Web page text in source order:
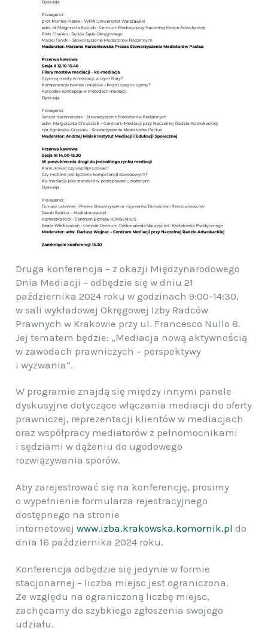
Druga konferencja – z okazji Międzynarodowego
Dnia Mediacji – odbędzie się w dniu 21
października 2024 roku w godzinach 9:00-14:30,
w sali wykładowej Okręgowej Izby Radców
Prawnych w Krakowie przy ul. Francesco Nullo 8.
Jej tematem będzie: „Mediacja nową aktywnością
w zawodach prawniczych – perspektywy
i wyzwania”.
W programie znajdą się między innymi panele
dyskusyjne dotyczące włączania mediacji do oferty
prawniczej, reprezentacji klientów w mediacjach
oraz współpracy mediatorów z pełnomocnikami
i sędziami w dążeniu do ugodowego
rozwiązywania sporów.
Aby zarejestrować się na konferencję, prosimy
o wypełnienie formularza rejestracyjnego
dostępnego na stronie
internetowejwww.izba.krakowska.komornik.pl do
dnia 16 października 2024 roku.
Konferencja odbędzie się jedynie w formie
stacjonarnej – liczba miejsc jest ograniczona.
Ze względu na ograniczoną liczbę miejsc,
zachęcamy do szybkiego zgłoszenia swojego
udziału.